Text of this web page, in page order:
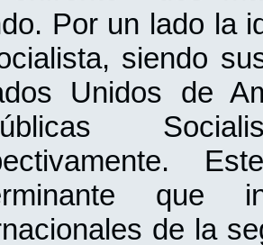
Por un lado la
siendo
Unidos de
que
de la